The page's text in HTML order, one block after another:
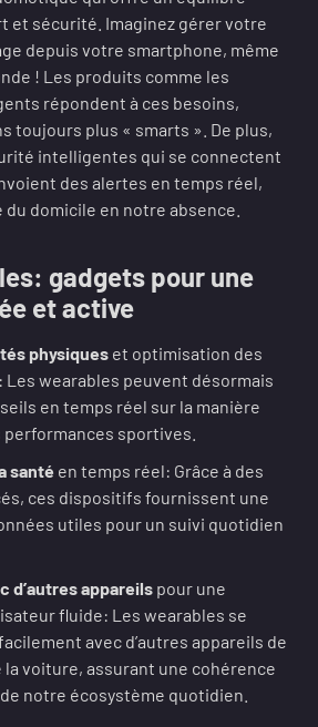
et sécurité. Imaginez gérer votre
depuis votre smartphone, même
! Les produits comme les
répondent à ces besoins,
toujours plus « smarts ». De plus,
intelligentes qui se connectent
des alertes en temps réel,
domicile en notre absence.
gadgets pour une
et active
physiques et optimisation des
wearables peuvent désormais
en temps réel sur la manière
performances sportives.
santé en temps réel: Grâce à des
ces dispositifs fournissent une
utiles pour un suivi quotidien
d’autres appareils pour une
fluide: Les wearables se
avec d’autres appareils de
la voiture, assurant une cohérence
notre écosystème quotidien.